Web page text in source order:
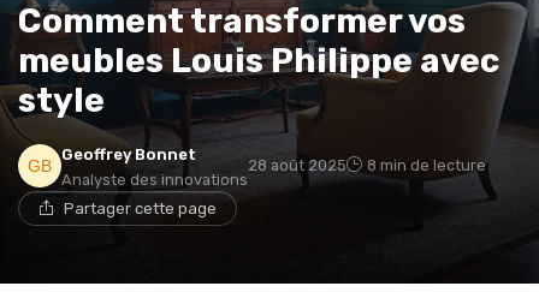
Comment transformer vos
meubles Louis Philippe avec
style
Geoffrey Bonnet
Analyste des innovations
28 août 2025 8 min de lecture
Partager cette page
→ Je m'abonne
* En m'inscrivant, j'accepte de recevoir la newsletter
d'Appareils Ménagers et les offres de ses partenaires.